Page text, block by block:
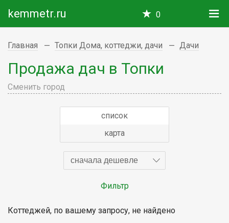
kemmetr.ru 0
Главная Топки Дома, коттеджи, дачи Дачи
Продажа дач в Топки
Сменить город
список
карта
сначала дешевле
Фильтр
Коттеджей, по вашему запросу, не найдено